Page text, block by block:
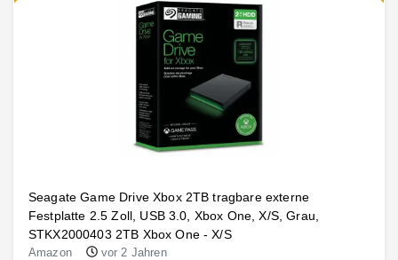
Seagate Game Drive Xbox 2TB tragbare externe
Festplatte 2.5 Zoll, USB 3.0, Xbox One, X/S, Grau,
STKX2000403 2TB Xbox One - X/S
Amazon vor 2 Jahren